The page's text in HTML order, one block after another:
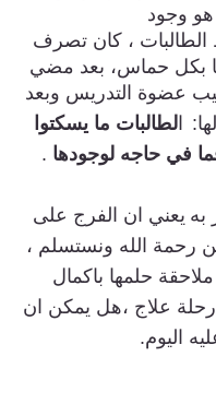
هو وجود
، كان تصرف
بكل حماس، بعد مضي
عضوة التدريس وبعد
الطالبات ما يسكتوا
في حاجه لوجودها .
به يعني ان الفرج على
رحمة الله ونستسلم ،
حلمها باكمال
رحلة علاج ،هل يمكن ان
اليوم.